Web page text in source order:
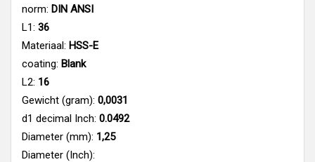
norm: DIN ANSI
L1: 36
Materiaal: HSS-E
coating: Blank
L2: 16
Gewicht (gram): 0,0031
d1 decimal Inch: 0.0492
Diameter (mm): 1,25
Diameter (Inch):